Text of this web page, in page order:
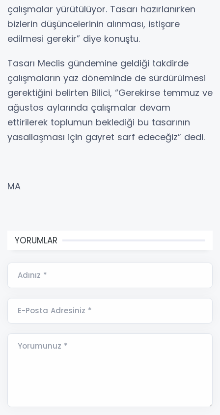
çalışmalar yürütülüyor. Tasarı hazırlanırken
bizlerin düşüncelerinin alınması, istişare
edilmesi gerekir” diye konuştu.
Tasarı Meclis gündemine geldiği takdirde
çalışmaların yaz döneminde de sürdürülmesi
gerektiğini belirten Bilici, “Gerekirse temmuz ve
ağustos aylarında çalışmalar devam
ettirilerek toplumun beklediği bu tasarının
yasallaşması için gayret sarf edeceğiz” dedi.
MA
YORUMLAR
Adınız *
E-Posta Adresiniz *
Yorumunuz *